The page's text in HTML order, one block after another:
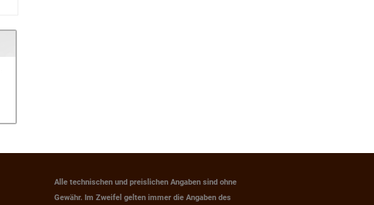
Alle technischen und preislichen Angaben sind ohne
Gewähr. Im Zweifel gelten immer die Angaben des